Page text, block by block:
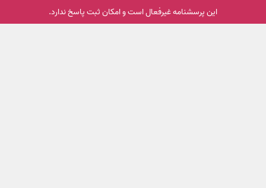
این پرسشنامه غیر‌فعال است و امکان ثبت پاسخ ندارد.